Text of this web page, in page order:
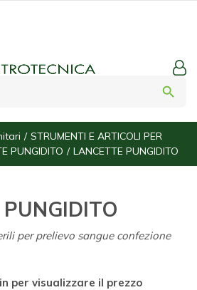
search
STRUMENTI E ARTICOLI PER
PUNGIDITO LANCETTE PUNGIDITO
per prelievo sangue confezione
per visualizzare il prezzo